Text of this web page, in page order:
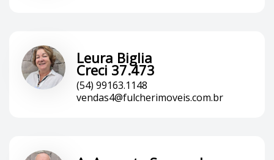
Leura Biglia
Creci 37.473
(54) 99163.1148
vendas4@fulcherimoveis.com.br